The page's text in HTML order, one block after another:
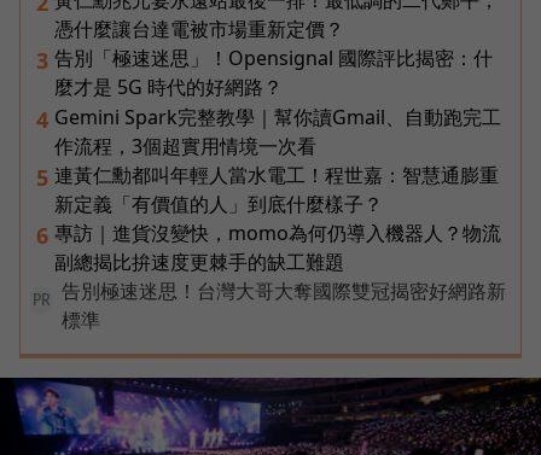
憑什麼讓台達電被市場重新定價？
3 告別「極速迷思」！Opensignal 國際評比揭密：什
麼才是 5G 時代的好網路？
4 Gemini Spark完整教學｜幫你讀Gmail、自動跑完工
作流程，3個超實用情境一次看
5 連黃仁勳都叫年輕人當水電工！程世嘉：智慧通膨重
新定義「有價值的人」到底什麼樣子？
6 專訪｜進貨沒變快，momo為何仍導入機器人？物流
副總揭比拚速度更棘手的缺工難題
PR
告別極速迷思！台灣大哥大奪國際雙冠揭密好網路新
標準